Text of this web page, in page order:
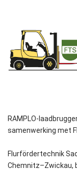
RAMPLO-
samenwerking met
Flurfördertechnik
Chemnitz–Zwickau,